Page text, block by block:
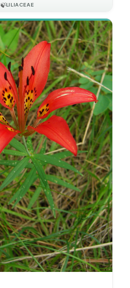
🍃LILIACEAE